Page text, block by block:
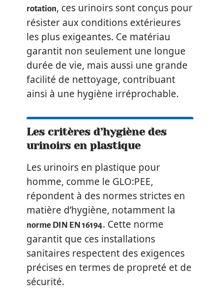
rotation, ces urinoirs sont conçus pour
résister aux conditions extérieures
les plus exigeantes. Ce matériau
garantit non seulement une longue
durée de vie, mais aussi une grande
facilité de nettoyage, contribuant
ainsi à une hygiène irréprochable.
Les critères d’hygiène des
urinoirs en plastique
Les urinoirs en plastique pour
homme, comme le GLO:PEE,
répondent à des normes strictes en
matière d’hygiène, notamment la
norme DIN EN 16194. Cette norme
garantit que ces installations
sanitaires respectent des exigences
précises en termes de propreté et de
sécurité.